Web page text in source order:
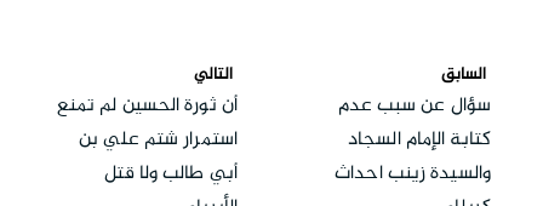
السابق
سؤال عن سبب عدم
كتابة الإمام السجاد
والسيدة زينب احداث
التالي
أن ثورة الحسين لم تمنع
استمرار شتم علي بن
أبي طالب ولا قتل